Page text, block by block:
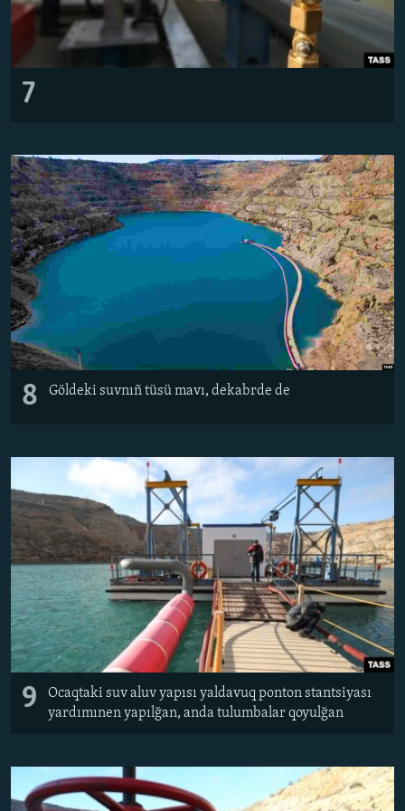
7
8 Göldeki suvnıñ tüsü mavı, dekabrde de
9
Ocaqtaki suv aluv yapısı yaldavuq ponton stantsiyası
yardımınen yapılğan, anda tulumbalar qoyulğan